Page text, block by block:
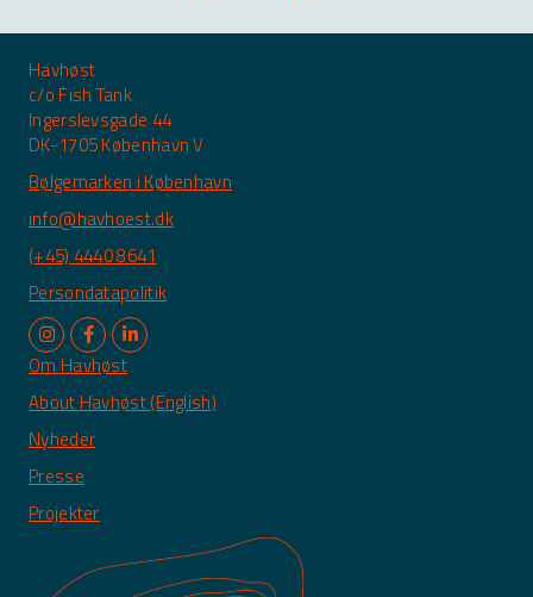
Havhøst
c/o Fish Tank
Ingerslevsgade 44
DK-1705 København V
Bølgemarken i København
info@havhoest.dk
(+45) 4440 8641
Persondatapolitik
Om Havhøst
About Havhøst (English)
Nyheder
Presse
Projekter